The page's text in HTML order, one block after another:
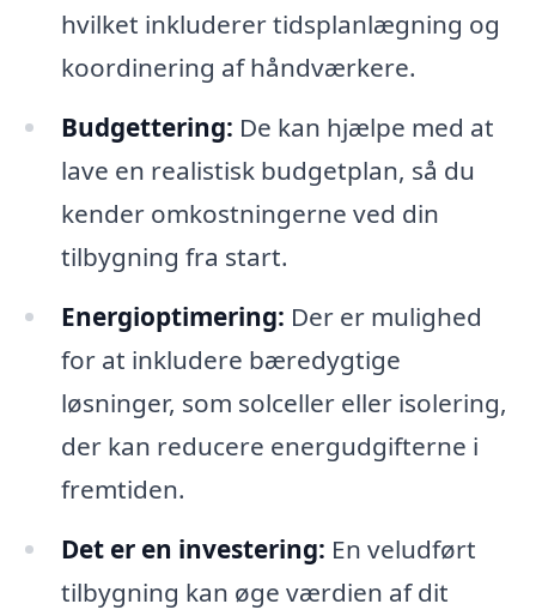
hvilket inkluderer tidsplanlægning og
koordinering af håndværkere.
Budgettering: De kan hjælpe med at
lave en realistisk budgetplan, så du
kender omkostningerne ved din
tilbygning fra start.
Energioptimering: Der er mulighed
for at inkludere bæredygtige
løsninger, som solceller eller isolering,
der kan reducere energudgifterne i
fremtiden.
Det er en investering: En veludført
tilbygning kan øge værdien af dit